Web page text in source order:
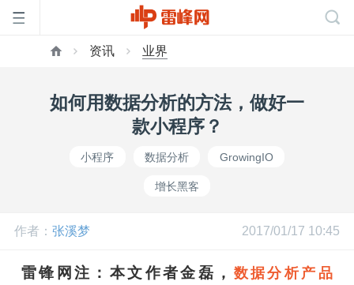
资讯 业界
如何用数据分析的方法，做好一
款小程序？
小程序 数据分析 GrowingIO
增长黑客
作者： 张溪梦 2017/01/17 10:45
雷锋网注：本文作者金磊， 数据分析产品